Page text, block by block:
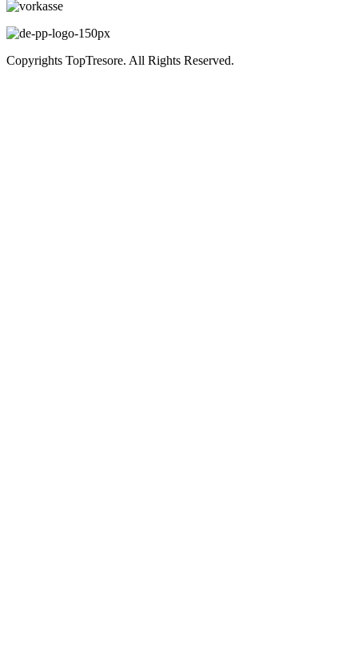
Copyrights TopTresore. All Rights Reserved.